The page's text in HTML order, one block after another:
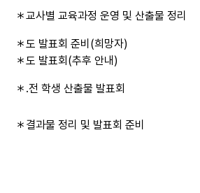
＊교사별 교육과정 운영 및 산출물 정리
＊도 발표회 준비(희망자)
＊도 발표회(추후 안내)
＊․전 학생 산출물 발표회
＊결과물 정리 및 발표회 준비